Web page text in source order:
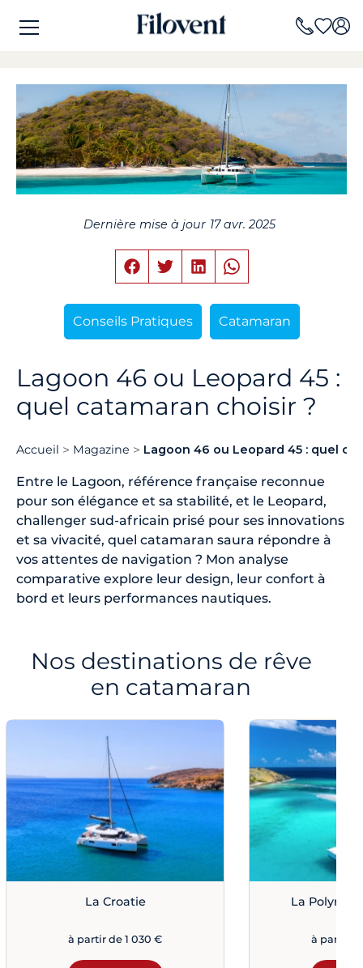
Dernière mise à jour 17 avr. 2025
Conseils Pratiques Catamaran
Lagoon 46 ou Leopard 45 :
quel catamaran choisir ?
Accueil Magazine Lagoon 46 ou Leopard 45 : quel
Entre le Lagoon, référence française reconnue
pour son élégance et sa stabilité, et le Leopard,
challenger sud-africain prisé pour ses innovations
et sa vivacité, quel catamaran saura répondre à
vos attentes de navigation ? Mon analyse
comparative explore leur design, leur confort à
bord et leurs performances nautiques.
Nos destinations de rêve
en catamaran
La Croatie
à partir de 1 030 €
La
à partir